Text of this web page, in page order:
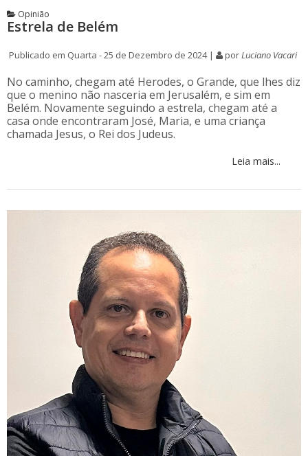
Opinião
Estrela de Belém
Publicado em Quarta - 25 de Dezembro de 2024 | porLuciano Vacari
No caminho, chegam até Herodes, o Grande, que lhes diz
que o menino não nasceria em Jerusalém, e sim em
Belém. Novamente seguindo a estrela, chegam até a
casa onde encontraram José, Maria, e uma criança
chamada Jesus, o Rei dos Judeus.
Leia mais...